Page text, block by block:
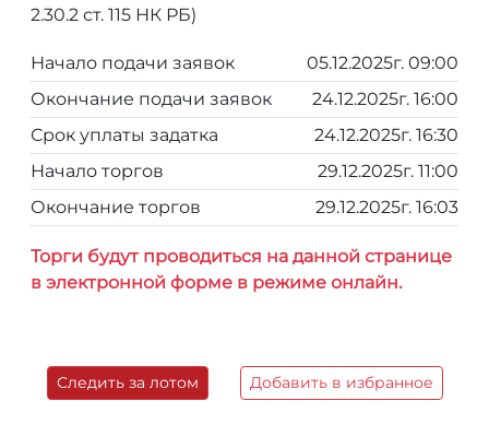
2.30.2 ст. 115 НК РБ)
Начало подачи заявок
05.12.2025г. 09:00
Окончание подачи заявок
24.12.2025г. 16:00
Срок уплаты задатка
24.12.2025г. 16:30
Начало торгов
29.12.2025г. 11:00
Окончание торгов
29.12.2025г. 16:03
Торги будут проводиться на данной странице
в электронной форме в режиме онлайн.
Следить за лотом Добавить в избранное